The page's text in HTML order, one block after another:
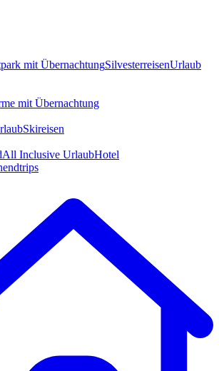
mit ÜbernachtungSilvesterreisenUrlaub
mit Übernachtung
Skireisen
All Inclusive UrlaubHotel